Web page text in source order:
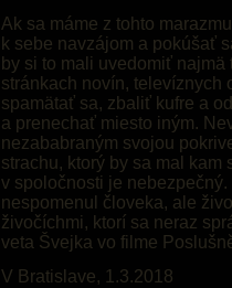
Ak sa máme z tohto
k sebe navzájom a pokúšať
by si to mali uvedomiť
stránkach novín, televíznych
spamätať sa, zbaliť kufre a
a prenechať miesto iným.
nezababraným svojou
strachu, ktorý by sa mal
v spoločnosti je
nespomenul človeka, ale
živočíchmi, ktorí sa neraz
veta Švejka vo filme
V Bratislave, 1.3.2018